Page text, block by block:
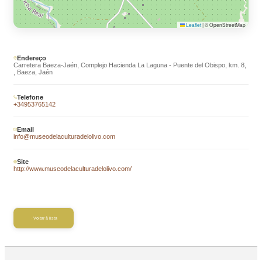
Leaflet|© OpenStreetMap
Endereço
Carretera Baeza-Jaén, Complejo Hacienda La Laguna - Puente del Obispo, km. 8,
, Baeza, Jaén
Telefone
+34953765142
Email
info@museodelaculturadelolivo.com
Site
http://www.museodelaculturadelolivo.com/
Voltar à lista